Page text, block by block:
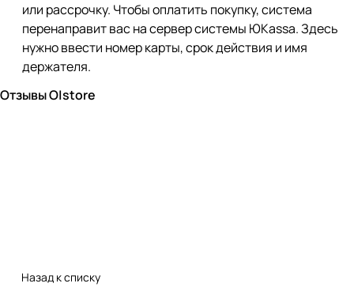
или рассрочку. Чтобы оплатить покупку, система
перенаправит вас на сервер системы ЮKassa. Здесь
нужно ввести номер карты, срок действия и имя
держателя.
Отзывы O|store
Назад к списку